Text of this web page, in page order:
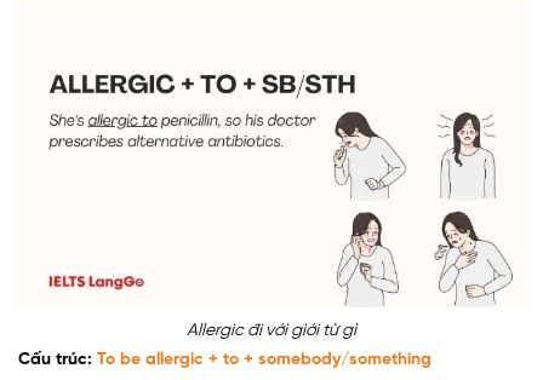
Allergic đi với giới từ gì
Cấu trúc: To be allergic + to + somebody/something